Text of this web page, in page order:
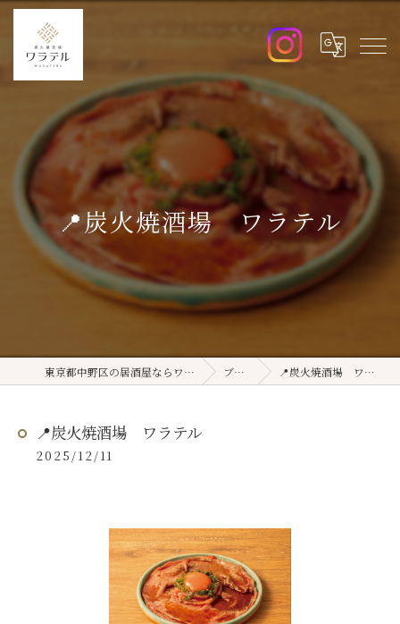
📍炭火焼酒場 ワラテル
東京都中野区の居酒屋ならワラテル ブログ 📍炭火焼酒場 ワラテル
📍炭火焼酒場 ワラテル
2025/12/11